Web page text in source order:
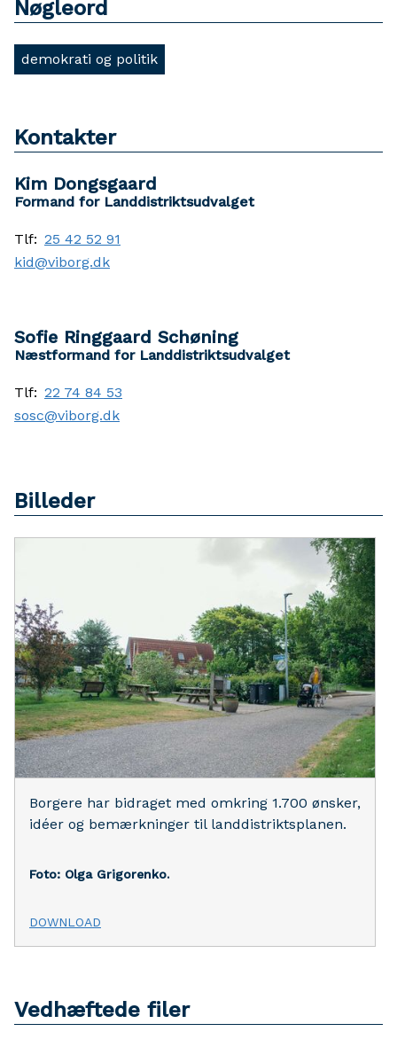
Nøgleord
demokrati og politik
Kontakter
Kim Dongsgaard
Formand for Landdistriktsudvalget
Tlf: 25 42 52 91
kid@viborg.dk
Sofie Ringgaard Schøning
Næstformand for Landdistriktsudvalget
Tlf: 22 74 84 53
sosc@viborg.dk
Billeder
Borgere har bidraget med omkring 1.700 ønsker,
idéer og bemærkninger til landdistriktsplanen.
Foto: Olga Grigorenko.
DOWNLOAD
Vedhæftede filer